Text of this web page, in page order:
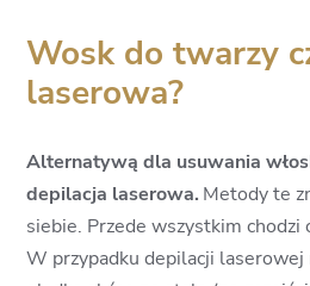
Wosk do twarzy
laserowa?
Alternatywą dla usuwania
depilacja laserowa. Metody te
siebie. Przede wszystkim chodzi
W przypadku depilacji laserowej